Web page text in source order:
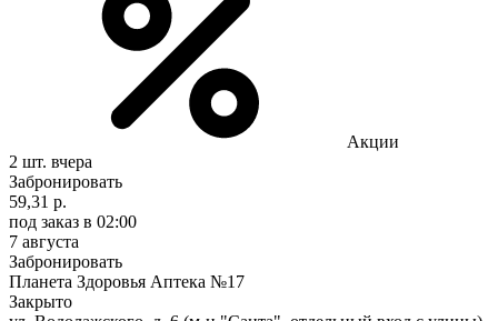
Акции
2 шт. вчера
Забронировать
59,31 р.
под заказ в 02:00
7 августа
Забронировать
Планета Здоровья Аптека №17
Закрыто